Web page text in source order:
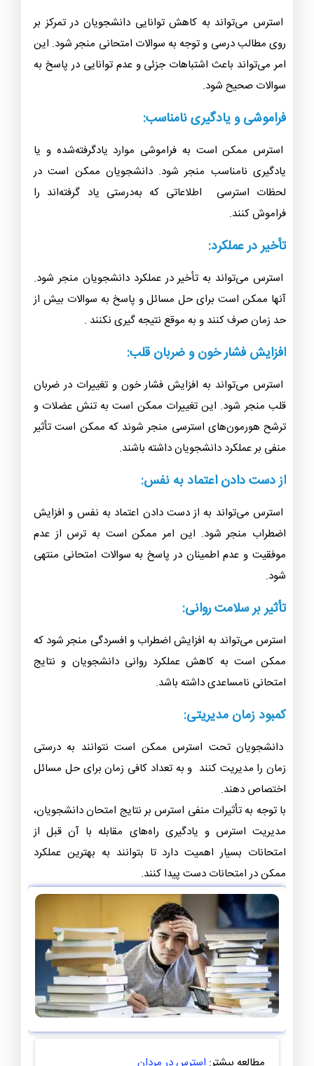
استرس می‌تواند به کاهش توانایی دانشجویان در تمرکز بر
روی مطالب درسی و توجه به سوالات امتحانی منجر شود. این
امر می‌تواند باعث اشتباهات جزئی و عدم توانایی در پاسخ به
سوالات صحیح شود.
فراموشی و یادگیری نامناسب:
استرس ممکن است به فراموشی موارد یادگرفته‌شده و یا
یادگیری نامناسب منجر شود. دانشجویان ممکن است در
لحظات استرسی اطلاعاتی که به‌درستی یاد گرفته‌اند را
فراموش کنند.
تأخیر در عملکرد:
استرس می‌تواند به تأخیر در عملکرد دانشجویان منجر شود.
آنها ممکن است برای حل مسائل و پاسخ به سوالات بیش از
حد زمان صرف کنند و به موقع نتیجه گیری نکنند .
افزایش فشار خون و ضربان قلب:
استرس می‌تواند به افزایش فشار خون و تغییرات در ضربان
قلب منجر شود. این تغییرات ممکن است به تنش عضلات و
ترشح هورمون‌های استرسی منجر شوند که ممکن است تأثیر
منفی بر عملکرد دانشجویان داشته باشند.
از دست دادن اعتماد به نفس:
استرس می‌تواند به از دست دادن اعتماد به نفس و افزایش
اضطراب منجر شود. این امر ممکن است به ترس از عدم
موفقیت و عدم اطمینان در پاسخ به سوالات امتحانی منتهی
شود.
تأثیر بر سلامت روانی:
استرس می‌تواند به افزایش اضطراب و افسردگی منجر شود که
ممکن است به کاهش عملکرد روانی دانشجویان و نتایج
امتحانی نامساعدی داشته باشد.
کمبود زمان مدیریتی:
دانشجویان تحت استرس ممکن است نتوانند به درستی
زمان را مدیریت کنند و به تعداد کافی زمان برای حل مسائل
اختصاص دهند.
با توجه به تأثیرات منفی استرس بر نتایج امتحان دانشجویان،
مدیریت استرس و یادگیری راه‌های مقابله با آن قبل از
امتحانات بسیار اهمیت دارد تا بتوانند به بهترین عملکرد
ممکن در امتحانات دست پیدا کنند.